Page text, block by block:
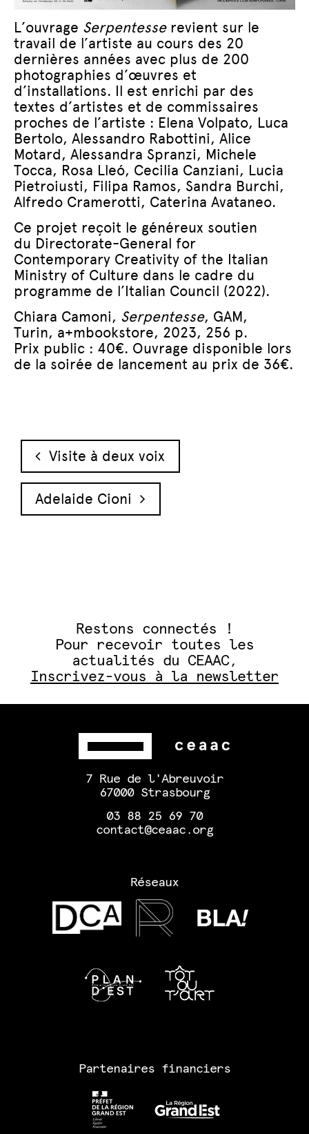
L’ouvrage Serpentesserevient sur le
travail de l’artiste au cours des 20
dernières années avec plus de 200
photographies d’œuvres et
d’installations. Il est enrichi par des
textes d’artistes et de commissaires
proches de l’artiste : Elena Volpato, Luca
Bertolo, Alessandro Rabottini, Alice
Motard, Alessandra Spranzi, Michele
Tocca, Rosa Lleó, Cecilia Canziani, Lucia
Pietroiusti, Filipa Ramos, Sandra Burchi,
Alfredo Cramerotti, Caterina Avataneo.
Ce projet reçoit le généreux soutien
du Directorate-General for
Contemporary Creativity of the Italian
Ministry of Culture dans le cadre du
programme de l’Italian Council (2022).
Chiara Camoni, Serpentesse, GAM,
Turin, a+mbookstore, 2023, 256 p.
Prix public : 40€. Ouvrage disponible lors
de la soirée de lancement au prix de 36€.
Navigation des articles
Visite à deux voix
Adelaide Cioni
Restons connectés !
Pour recevoir toutes les
actualités du CEAAC,
Inscrivez-vous à la newsletter
7 Rue de l'Abreuvoir
67000 Strasbourg
03 88 25 69 70
contact@ceaac.org
Réseaux
Partenaires financiers